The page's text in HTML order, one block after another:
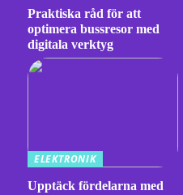
Praktiska råd för att
optimera bussresor med
digitala verktyg
ELEKTRONIK
Upptäck fördelarna med